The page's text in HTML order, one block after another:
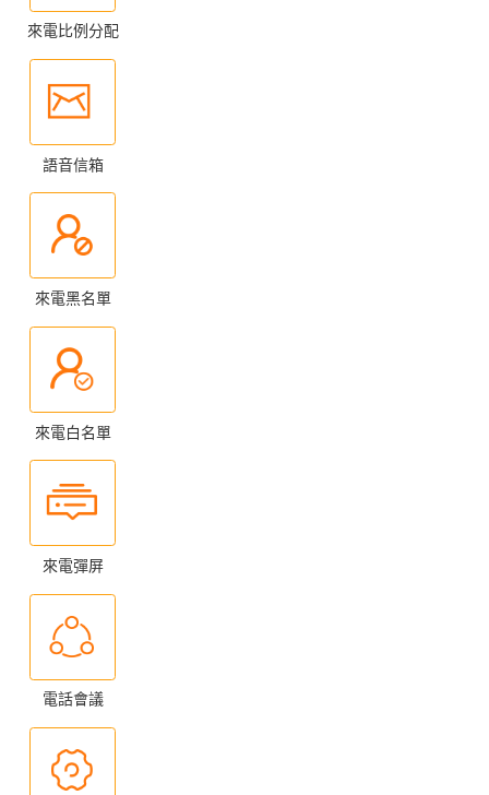
來電比例分配
語音信箱
來電黑名單
來電白名單
來電彈屏
電話會議